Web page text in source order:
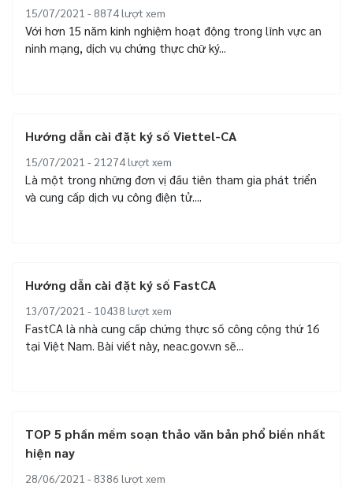
15/07/2021 - 8874lượt xem
Với hơn 15 năm kinh nghiệm hoạt động trong lĩnh vực an
ninh mạng, dịch vụ chứng thực chữ ký...
Hướng dẫn cài đặt ký số Viettel-CA
15/07/2021 - 21274lượt xem
Là một trong những đơn vị đầu tiên tham gia phát triển
và cung cấp dịch vụ công điện tử....
Hướng dẫn cài đặt ký số FastCA
13/07/2021 - 10438 lượt xem
FastCA là nhà cung cấp chứng thực số công cộng thứ 16
tại Việt Nam. Bài viết này, neac.gov.vn sẽ...
TOP 5 phần mềm soạn thảo văn bản phổ biến nhất
hiện nay
28/06/2021 - 8386 lượt xem